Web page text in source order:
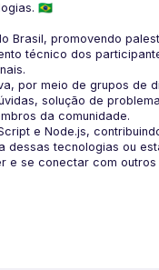
Brasil, promovendo
técnico dos
por meio de grupos de
solução de
e Node.js,
dessas tecnologias ou
e se conectar com